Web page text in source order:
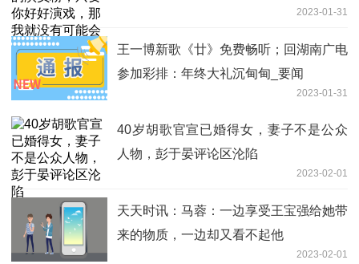
2023-01-31
王一博新歌《廿》免费畅听；回湖南广电
参加彩排：年终大礼沉甸甸_要闻
2023-01-31
40岁胡歌官宣已婚得女，妻子不是公众
人物，彭于晏评论区沦陷
2023-02-01
天天时讯：马蓉：一边享受王宝强给她带
来的物质，一边却又看不起他
2023-02-01